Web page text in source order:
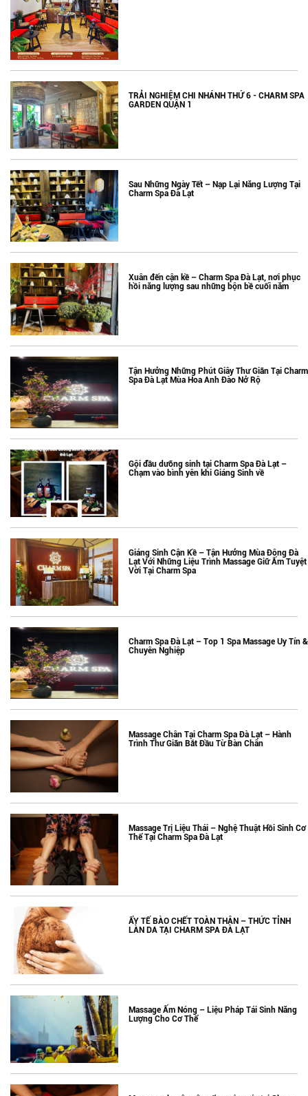
TRẢI NGHIỆM CHI NHÁNH THỨ 6 - CHARM SPA
GARDEN QUẬN 1
Sau Những Ngày Tết – Nạp Lại Năng Lượng Tại
Charm Spa Đà Lạt
Xuân đến cận kề – Charm Spa Đà Lạt, nơi phục
hồi năng lượng sau những bộn bề cuối năm
Tận Hưởng Những Phút Giây Thư Giãn Tại Charm
Spa Đà Lạt Mùa Hoa Anh Đào Nở Rộ
Gội đầu dưỡng sinh tại Charm Spa Đà Lạt –
Chạm vào bình yên khi Giáng Sinh về
Giáng Sinh Cận Kề – Tận Hưởng Mùa Đông Đà
Lạt Với Những Liệu Trình Massage Giữ Ấm Tuyệt
Vời Tại Charm Spa
Charm Spa Đà Lạt – Top 1 Spa Massage Uy Tín &
Chuyên Nghiệp
Massage Chân Tại Charm Spa Đà Lạt – Hành
Trình Thư Giãn Bắt Đầu Từ Bàn Chân
Massage Trị Liệu Thái – Nghệ Thuật Hồi Sinh Cơ
Thể Tại Charm Spa Đà Lạt
ẨY TẾ BÀO CHẾT TOÀN THÂN – THỨC TỈNH
LÀN DA TẠI CHARM SPA ĐÀ LẠT
Massage Ấm Nóng – Liệu Pháp Tái Sinh Năng
Lượng Cho Cơ Thể